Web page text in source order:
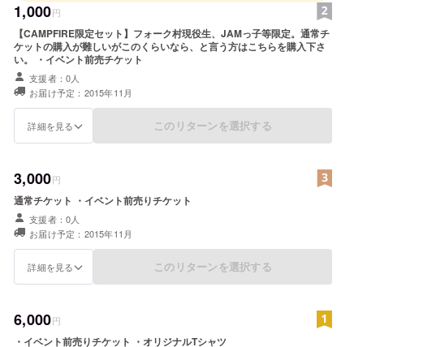
1,000円
【CAMPFIRE限定セット】フォーク村現役生、JAMっ子等限定。通常チ
ケットの購入が難しいがこのくらいなら、と言う方はこちらを購入下さ
い。 ・イベント前売チケット
支援者：0人
お届け予定：2015年11月
詳細を見る このリターンを選択する
3,000円
通常チケット ・イベント前売りチケット
支援者：0人
お届け予定：2015年11月
詳細を見る このリターンを選択する
6,000円
・イベント前売りチケット ・オリジナルTシャツ